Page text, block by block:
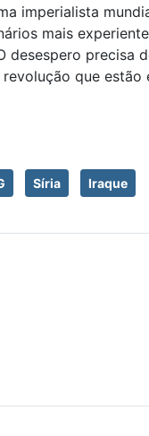
imperialista
mais
desespero
que
Síria Iraque